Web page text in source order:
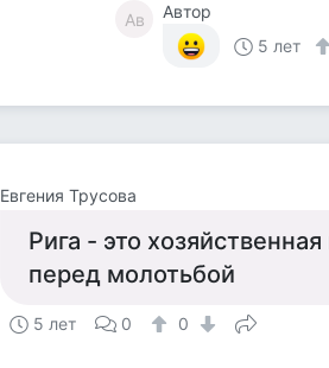
Ав
Автор
5 лет
Евгения Трусова
Рига - это
перед молотьбой
5 лет 0 0